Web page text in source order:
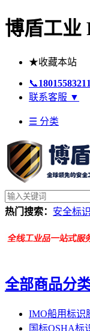
博盾工业
★收藏本站
📞18015583211
联系客服 ▼
☰ 分类
热门搜索： 安全标识
全部商品分
IMO船用标识
国标OSHA标